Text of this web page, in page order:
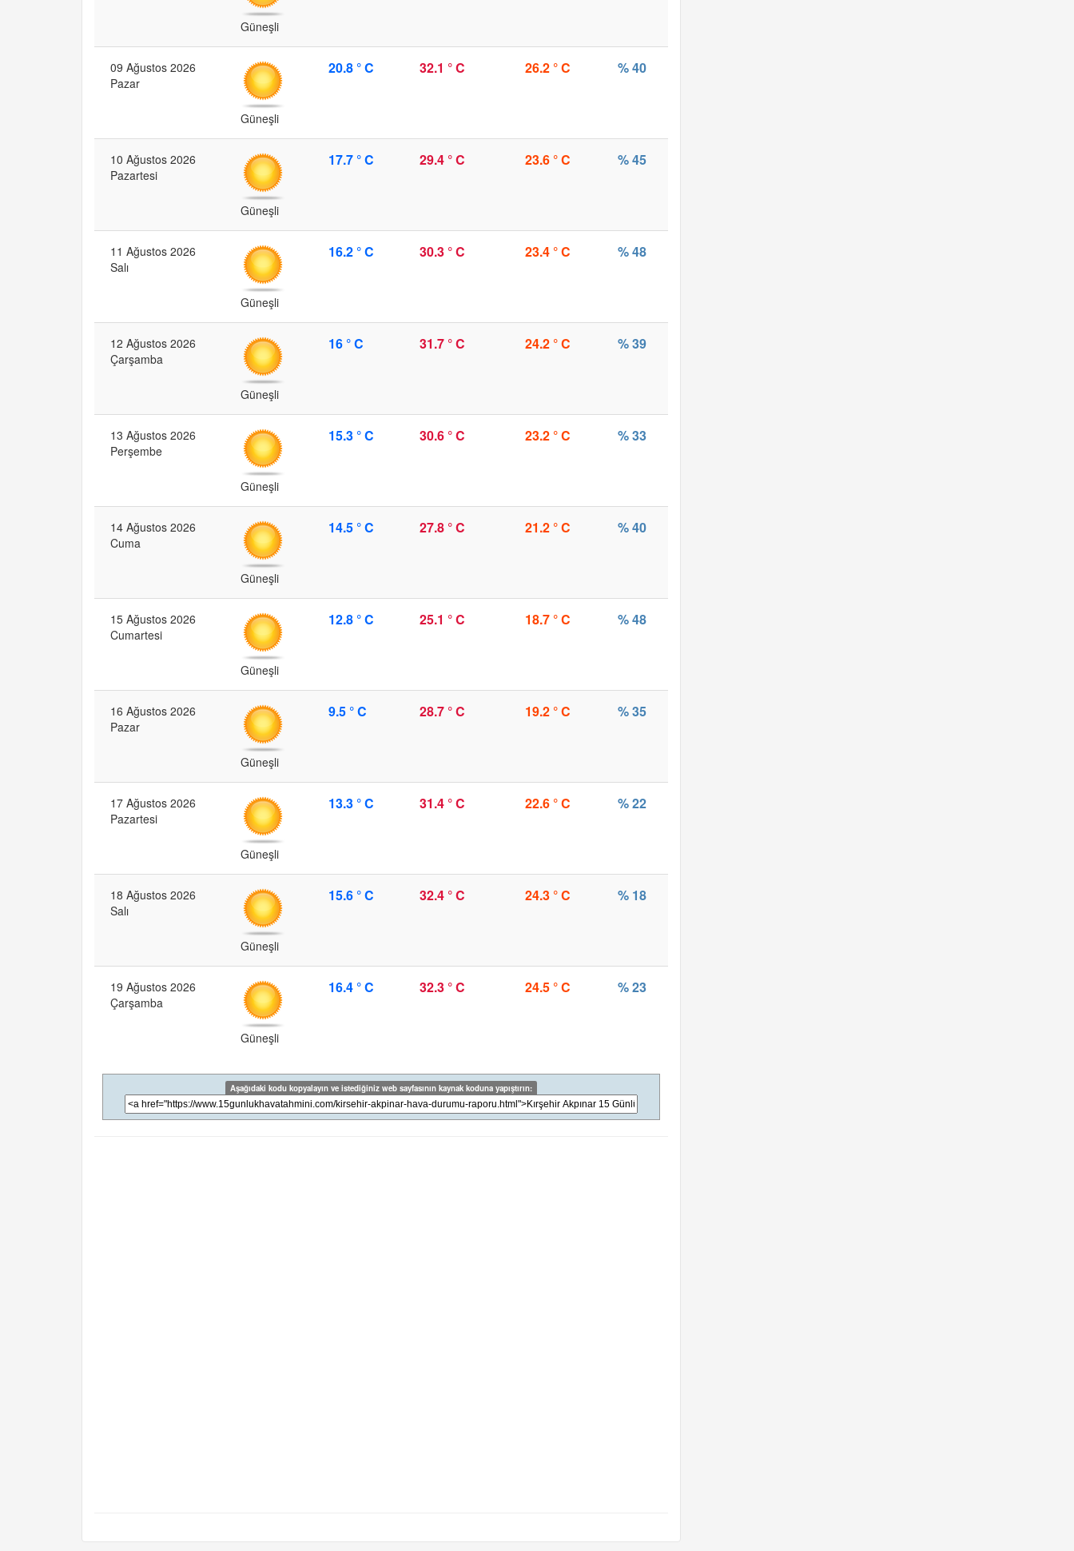
Güneşli
09 Ağustos 2026
Pazar
Güneşli
20.8 ° C 32.1 ° C 26.2 ° C % 40
10 Ağustos 2026
Pazartesi
Güneşli
17.7 ° C 29.4 ° C 23.6 ° C % 45
11 Ağustos 2026
Salı
Güneşli
16.2 ° C 30.3 ° C 23.4 ° C % 48
12 Ağustos 2026
Çarşamba
Güneşli
16 ° C 31.7 ° C 24.2 ° C % 39
13 Ağustos 2026
Perşembe
Güneşli
15.3 ° C 30.6 ° C 23.2 ° C % 33
14 Ağustos 2026
Cuma
Güneşli
14.5 ° C 27.8 ° C 21.2 ° C % 40
15 Ağustos 2026
Cumartesi
Güneşli
12.8 ° C 25.1 ° C 18.7 ° C % 48
16 Ağustos 2026
Pazar
Güneşli
9.5 ° C 28.7 ° C 19.2 ° C % 35
17 Ağustos 2026
Pazartesi
Güneşli
13.3 ° C 31.4 ° C 22.6 ° C % 22
18 Ağustos 2026
Salı
Güneşli
15.6 ° C 32.4 ° C 24.3 ° C % 18
19 Ağustos 2026
Çarşamba
Güneşli
16.4 ° C 32.3 ° C 24.5 ° C % 23
Aşağıdaki kodu kopyalayın ve istediğiniz web sayfasının kaynak koduna yapıştırın: